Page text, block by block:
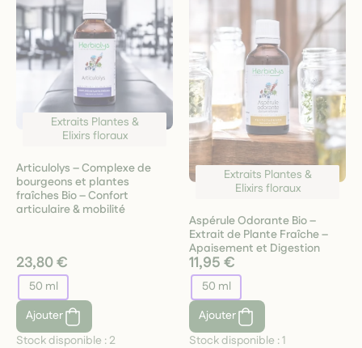
Extraits Plantes &
Elixirs floraux
Articulolys – Complexe de
bourgeons et plantes
fraîches Bio – Confort
articulaire & mobilité
23,80 €
50 ml
Ajouter
Stock disponible : 2
Extraits Plantes &
Elixirs floraux
Aspérule Odorante Bio –
Extrait de Plante Fraîche –
Apaisement et Digestion
11,95 €
50 ml
Ajouter
Stock disponible :1